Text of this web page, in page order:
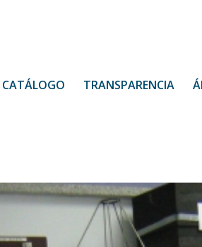
CATÁLOGO TRANSPARENCIA